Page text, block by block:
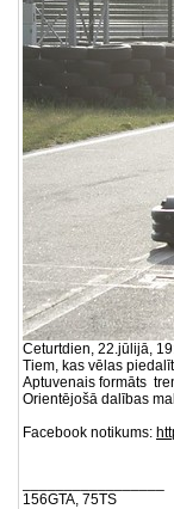
Ceturtdien, 22.jūlijā,
Tiem, kas vēlas
Aptuvenais formāts
Orientējošā dalības
Facebook notikums:
156GTA, 75TS